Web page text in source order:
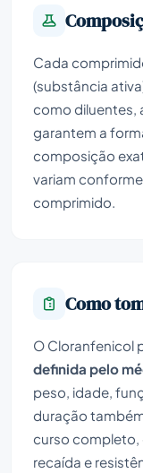
Cada
(substância
como diluentes,
garantem a
composição
variam
comprimido.
Como
O Cloranfenicol
definida pelo
peso, idade,
duração
curso completo,
recaída e